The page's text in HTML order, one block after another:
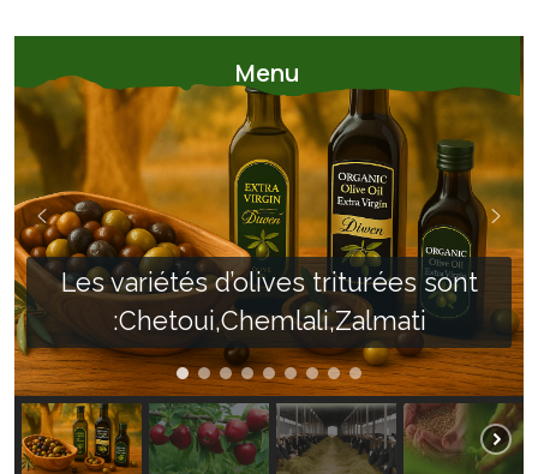
Menu
Les variétés d’olives triturées sont
:Chetoui,Chemlali,Zalmati